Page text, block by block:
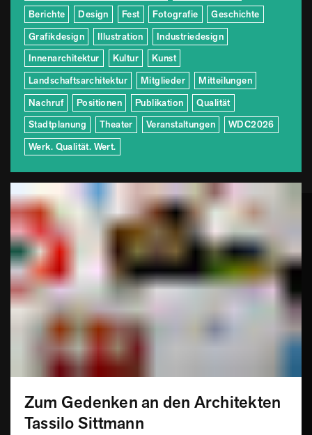
Zum Gedenken an den Architekten
Tassilo Sittmann
Berichte
Design Fest Fotografie
Geschichte
Grafikdesign
Illustration
Industriedesign
Innenarchitektur
Kultur
Kunst
Landschaftsarchitektur
Mitglieder
Mitteilungen
Nachruf
Positionen Publikation
Qualität
Stadtplanung
Theater Veranstaltungen
WDC2026
Werk. Qualität. Wert.